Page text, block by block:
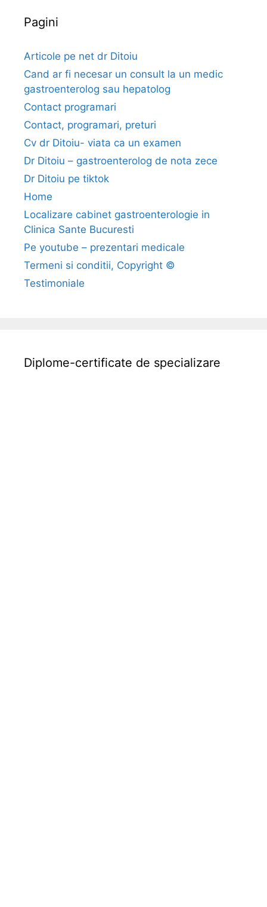
p
c
i
o
a
r
e
o
)
–
f
o
e
Pagini
Articole pe net dr Ditoiu
Cand ar fi necesar un consult la un medic
gastroenterolog sau hepatolog
Contact programari
Contact, programari, preturi
Cv dr Ditoiu- viata ca un examen
Dr Ditoiu – gastroenterolog de nota zece
Dr Ditoiu pe tiktok
Home
Localizare cabinet gastroenterologie in
Clinica Sante Bucuresti
Pe youtube – prezentari medicale
Termeni si conditii, Copyright ©
Testimoniale
Diplome-certificate de specializare